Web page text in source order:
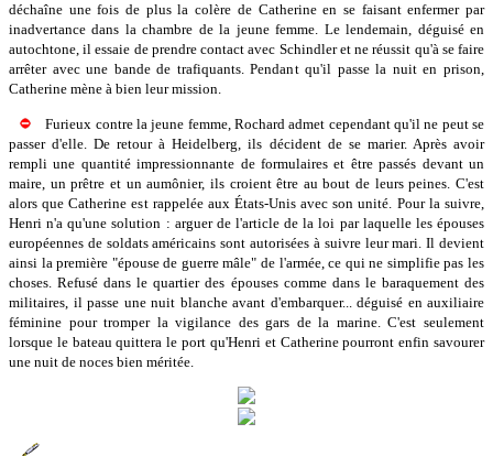
déchaîne une fois de plus la colère de Catherine en se faisant enfermer par
inadvertance dans la chambre de la jeune femme. Le lendemain, déguisé en
autochtone, il essaie de prendre contact avec Schindler et ne réussit qu'à se faire
arrêter avec une bande de trafiquants. Pendant qu'il passe la nuit en prison,
Catherine mène à bien leur mission.
Furieux contre la jeune femme, Rochard admet cependant qu'il ne peut se
passer d'elle. De retour à Heidelberg, ils décident de se marier. Après avoir
rempli une quantité impressionnante de formulaires et être passés devant un
maire, un prêtre et un aumônier, ils croient être au bout de leurs peines. C'est
alors que Catherine est rappelée aux États-Unis avec son unité. Pour la suivre,
Henri n'a qu'une solution : arguer de l'article de la loi par laquelle les épouses
européennes de soldats américains sont autorisées à suivre leur mari. Il devient
ainsi la première "épouse de guerre mâle" de l'armée, ce qui ne simplifie pas les
choses. Refusé dans le quartier des épouses comme dans le baraquement des
militaires, il passe une nuit blanche avant d'embarquer... déguisé en auxiliaire
féminine pour tromper la vigilance des gars de la marine. C'est seulement
lorsque le bateau quittera le port qu'Henri et Catherine pourront enfin savourer
une nuit de noces bien méritée.